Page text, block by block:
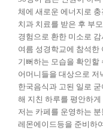
체에 새로운 에너지로
치과 치료를 받은 후 부
경험으로 환한 미소로 감
여름 성경학교에 참석한
기뻐하는 모습을 확인할
어머니들을 대상으로 저
한국음식과 고된 일로
해 지친 하루를 평안하게
저는 카페를 운영하는
레몬에이드등을 준비하